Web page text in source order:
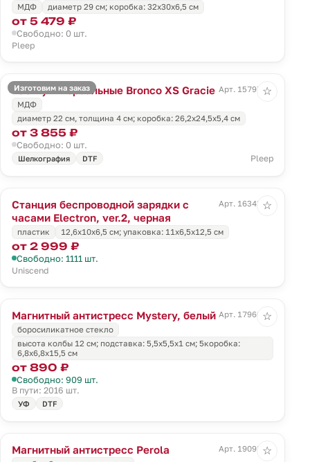
МДФ диаметр 29 см; коробка: 32х30х6,5 см
от 5 479 ₽
Свободно: 0 шт.
Pleep
Изготовим на заказ
Часы универсальные Bronco XS Gracie Арт. 15797.26
МДФ
диаметр 22 см, толщина 4 см; коробка: 26,2х24,5х5,4 см
от 3 855 ₽
Свободно: 0 шт.
Шелкография DTF Pleep
☆
Станция беспроводной зарядки с
часами Electron, ver.2, черная
Арт. 16343.30
пластик 12,6x10x6,5 см; упаковка: 11x6,5x12,5 см
от 2 999 ₽
Свободно: 1111 шт.
Uniscend
☆
Магнитный антистресс Mystery, белый Арт. 17960.60
боросиликатное стекло
высота колбы 12 см; подставка: 5,5x5,5x1 см; 5коробка:
6,8х6,8х15,5 см
от 890 ₽
Свободно: 909 шт.
В пути: 2016 шт.
УФ DTF
☆
Магнитный антистресс Perola
Арт. 19093.00
☆